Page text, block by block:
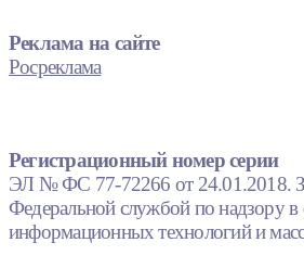
Реклама на сайте
Росреклама
Регистрационный номер серии
ЭЛ № ФС 77-72266 от 24.01.2018.
Федеральной службой по надзору в
информационных технологий и